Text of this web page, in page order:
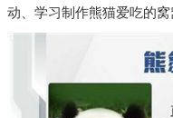
动、学习制作熊猫爱吃的